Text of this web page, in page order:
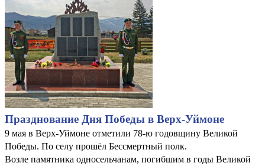
Празднование Дня Победы в Верх-Уймоне
9 мая в Верх-Уймоне отметили 78-ю годовщину Великой
Победы. По селу прошёл Бессмертный полк.
Возле памятника односельчанам, погибшим в годы Великой